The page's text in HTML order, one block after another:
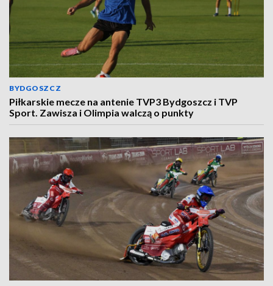
BYDGOSZCZ
Piłkarskie mecze na antenie TVP3 Bydgoszcz i TVP
Sport. Zawisza i Olimpia walczą o punkty